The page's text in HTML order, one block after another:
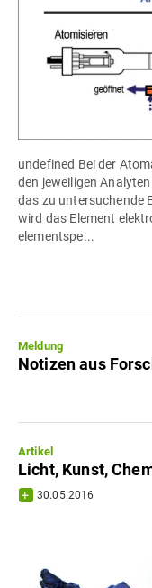
undefined Bei der
den jeweiligen
das zu untersuchende
wird das Element
elementspe...
Meldung
Notizen aus
Artikel
Licht, Kunst,
30.05.2016